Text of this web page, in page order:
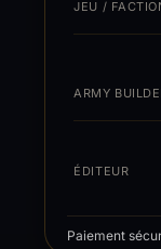
JEU /
ARMY
ÉDITEUR
Paiement